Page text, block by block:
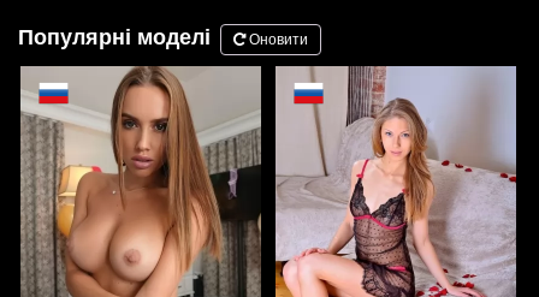
Популярні моделі Оновити